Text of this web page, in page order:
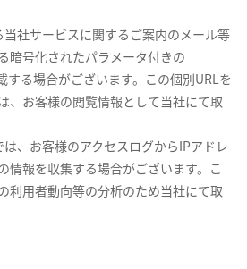
社サービスに関するご案内のメール等
暗号化されたパラメータ付きの
する場合がございます。この個別URLを
、お客様の閲覧情報として当社にて取
、お客様のアクセスログからIPアドレ
情報を収集する場合がございます。こ
利用者動向等の分析のため当社にて取